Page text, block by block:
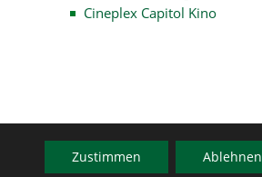
Cineplex Capitol Kino
Zustimmen Ablehnen